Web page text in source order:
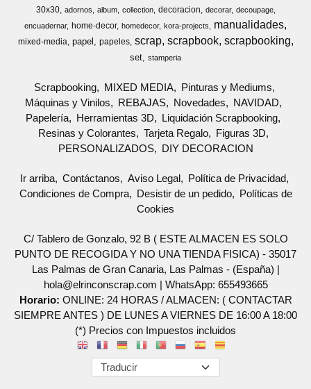
30x30 adornos album collection decoracion decorar
decoupage
encuadernar
home-decor homedecor kora-projects manualidades
mixed-media papel papeles scrap scrapbook scrapbooking
set stamperia
Scrapbooking MIXED MEDIA
Pinturas y Mediums
Máquinas y Vinilos
REBAJAS Novedades
NAVIDAD
Papelería
Herramientas 3D
Liquidación Scrapbooking
Resinas y Colorantes
Tarjeta Regalo
Figuras 3D
PERSONALIZADOS
DIY DECORACION
Ir arriba Contáctanos Aviso Legal
Política de Privacidad
Condiciones de Compra
Desistir de un pedido
Políticas de
Cookies
C/ Tablero de Gonzalo, 92 B ( ESTE ALMACEN ES SOLO
PUNTO DE RECOGIDA Y NO UNA TIENDA FISICA) - 35017
Las Palmas de Gran Canaria, Las Palmas - (España) |
hola@elrinconscrap.com | WhatsApp: 655493665
Horario: ONLINE: 24 HORAS / ALMACEN: ( CONTACTAR
SIEMPRE ANTES ) DE LUNES A VIERNES DE 16:00 A 18:00
(*) Precios con Impuestos incluidos